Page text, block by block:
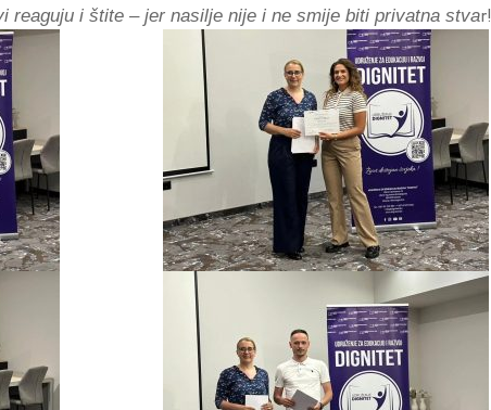
reaguju i štite – jer nasilje nije i ne smije biti privatna stvar!